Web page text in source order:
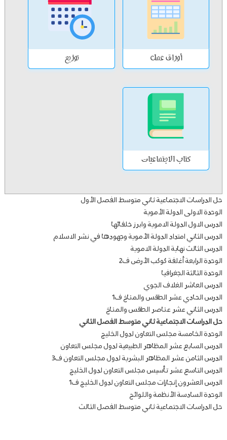
أوراق عمل توزيع
كتاب الاجتماعيات
حل الدراسات الاجتماعية ثاني متوسط الفصل الأول
الوحدة الاولى الدولة الأموية
الدرس الاول الدولة الاموية وابرز خلفائها
الدرس الثاني امتداد الدولة الأموية وجهودها في نشر الاسلام
الدرس الثالث نهاية الدولة الاموية
الوحدة الرابعة أغلفة كوكب الأرض ف2
الوحدة الثالثة الجغرافيا
الدرس العاشر الغلاف الجوي
الدرس الحادي عشر الطقس والمناخ ف1
الدرس الثاني عشر عناصر الطقس والمناخ
حل الدراسات الاجتماعية ثاني متوسط الفصل الثاني
الوحدة الخامسة مجلس التعاون لدول الخليج
الدرس السابع عشر المظاهر الطبيعية لدول مجلس التعاون
الدرس الثامن عشر المظاهر البشرية لدول مجلس التعاون ف3
الدرس التاسع عشر تأسيس مجلس التعاون لدول الخليج
الدرس العشرون إنجازات مجلس التعاون لدول الخليج ف1
الوحدة السادسة الأنظمة واللوائح
حل الدراسات الاجتماعية ثاني متوسط الفصل الثالث